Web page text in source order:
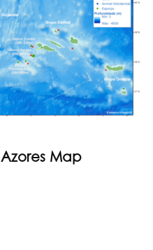
Azores Map